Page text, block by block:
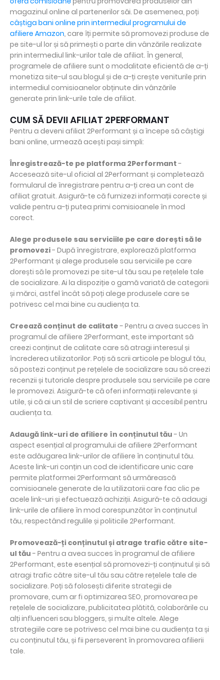
magazinul online al partenerilor săi. De asemenea, poți
câștiga bani online prin intermediul programului de
afiliere Amazon, care îți permite să promovezi produse de
pe site-ul lor și să primești o parte din vânzările realizate
prin intermediul link-urilor tale de afiliat. În general,
programele de afiliere sunt o modalitate eficientă de a-ți
monetiza site-ul sau blogul și de a-ți crește veniturile prin
intermediul comisioanelor obținute din vânzările
generate prin link-urile tale de afiliat.
CUM SĂ DEVII AFILIAT 2PERFORMANT
Pentru a deveni afiliat 2Performant și a începe să câștigi
bani online, urmează acești pași simpli:
Înregistrează-te pe platforma 2Performant -
Accesează site-ul oficial al 2Performant și completează
formularul de înregistrare pentru a-ți crea un cont de
afiliat gratuit. Asigură-te că furnizezi informații corecte și
valide pentru a-ți putea primi comisioanele în mod
corect.
Alege produsele sau serviciile pe care dorești să le
promovezi- După înregistrare, explorează platforma
2Performant și alege produsele sau serviciile pe care
dorești să le promovezi pe site-ul tău sau pe rețelele tale
de socializare. Ai la dispoziție o gamă variată de categorii
și mărci, astfel încât să poți alege produsele care se
potrivesc cel mai bine cu audiența ta.
Creează conținut de calitate - Pentru a avea succes în
programul de afiliere 2Performant, este important să
creezi conținut de calitate care să atragi interesul și
încrederea utilizatorilor. Poți să scrii articole pe blogul tău,
să postezi conținut pe rețelele de socializare sau să creezi
recenzii și tutoriale despre produsele sau serviciile pe care
le promovezi. Asigură-te că oferi informații relevante și
utile, și că ai un stil de scriere captivant și accesibil pentru
audiența ta.
Adaugă link-uri de afiliere în conținutul tău - Un
aspect esențial al programului de afiliere 2Performant
este adăugarea link-urilor de afiliere în conținutul tău.
Aceste link-uri conțin un cod de identificare unic care
permite platformei 2Performant să urmărească
comisioanele generate de la utilizatorii care fac clic pe
acele link-uri și efectuează achiziții. Asigură-te că adaugi
link-urile de afiliere în mod corespunzător în conținutul
tău, respectând regulile și politicile 2Performant.
Promovează-ți conținutul și atrage trafic către site-
ul tău - Pentru a avea succes în programul de afiliere
2Performant, este esențial să promovezi-ți conținutul și să
atragi trafic către site-ul tău sau către rețelele tale de
socializare. Poți să folosești diferite strategii de
promovare, cum ar fi optimizarea SEO, promovarea pe
rețelele de socializare, publicitatea plătită, colaborările cu
alți influenceri sau bloggers, și multe altele. Alege
strategiile care se potrivesc cel mai bine cu audiența ta și
cu conținutul tău, și fii perseverent în promovarea afilierii
tale.